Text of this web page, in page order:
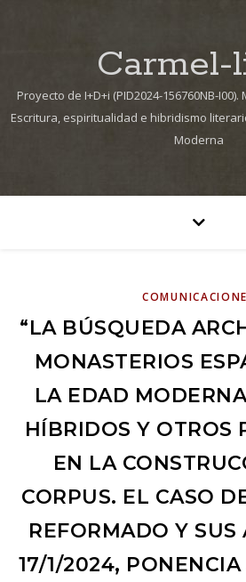
Proyecto de I+D+i (PID2024-156760NB-
Escritura, espiritualidad e hibridismo
Moderna
“LA BÚSQUEDA
MONASTERIOS
LA EDAD
HÍBRIDOS Y OTROS
EN LA
CORPUS. EL CASO
REFORMADO Y SUS
17/1/2024, PONENCIA